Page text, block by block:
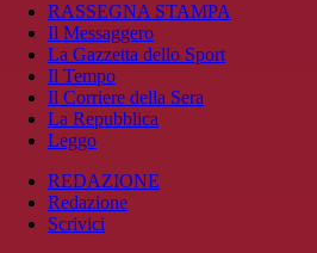
RASSEGNA STAMPA
Il Messaggero
La Gazzetta dello Sport
Il Tempo
Il Corriere della Sera
La Repubblica
Leggo
REDAZIONE
Redazione
Scrivici